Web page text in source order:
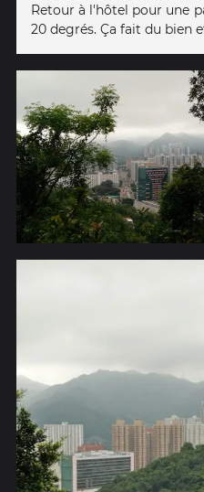
Retour à l'hôtel pour une
20 degrés. Ça fait du bien